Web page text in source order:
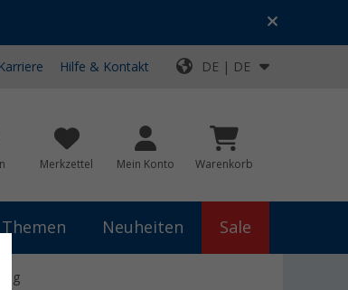
Top-Deals für dein Abenteuer!
Karriere Hilfe & Kontakt DE | DE
Merkzettel Mein Konto Warenkorb
Themen Neuheiten Sale